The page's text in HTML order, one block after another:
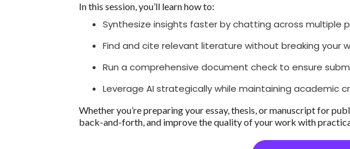
In this session, you’ll learn how to:
Synthesize insights faster by chatting across multiple
Find and cite relevant literature without breaking your
Run a comprehensive document check to ensure
Leverage AI strategically while maintaining academic
Whether you’re preparing your essay, thesis, or manuscript for
back-and-forth, and improve the quality of your work with